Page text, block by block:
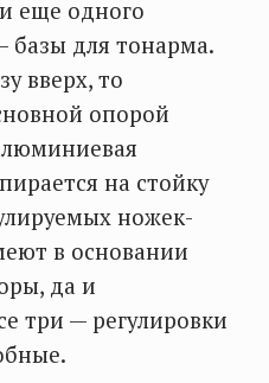
еще одного
базы для тонарма.
вверх, то
опорой
на стойку
ножек-
в основании
да и
три — регулировки